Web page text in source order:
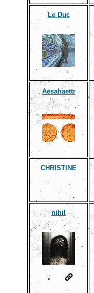
Le Duc
Aesahaettr
CHRISTINE
nihil